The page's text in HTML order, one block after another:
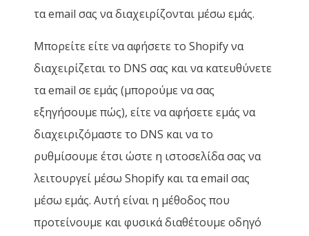
τα email σας να διαχειρίζονται μέσω εμάς.
Μπορείτε είτε να αφήσετε το Shopify να
διαχειρίζεται το DNS σας και να κατευθύνετε
τα email σε εμάς (μπορούμε να σας
εξηγήσουμε πώς), είτε να αφήσετε εμάς να
διαχειριζόμαστε το DNS και να το
ρυθμίσουμε έτσι ώστε η ιστοσελίδα σας να
λειτουργεί μέσω Shopify και τα email σας
μέσω εμάς. Αυτή είναι η μέθοδος που
προτείνουμε και φυσικά διαθέτουμε οδηγό